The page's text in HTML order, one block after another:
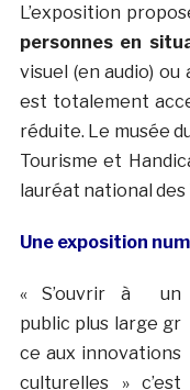
L’exposition
personnes en
visuel (en audio)
est totalement
réduite. Le musée
Tourisme et
lauréat national des
Une exposition
« S’ouvrir à un
public plus large gr
ce aux innovations
culturelles » c’est